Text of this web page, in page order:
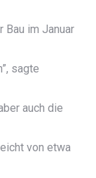
Bau im Januar
sagte
auch die
von etwa